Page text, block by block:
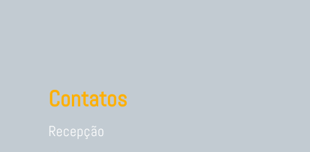
Contatos
Recepção